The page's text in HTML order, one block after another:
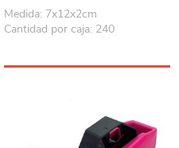
Medida: 7x12x2cm
Cantidad por caja: 240